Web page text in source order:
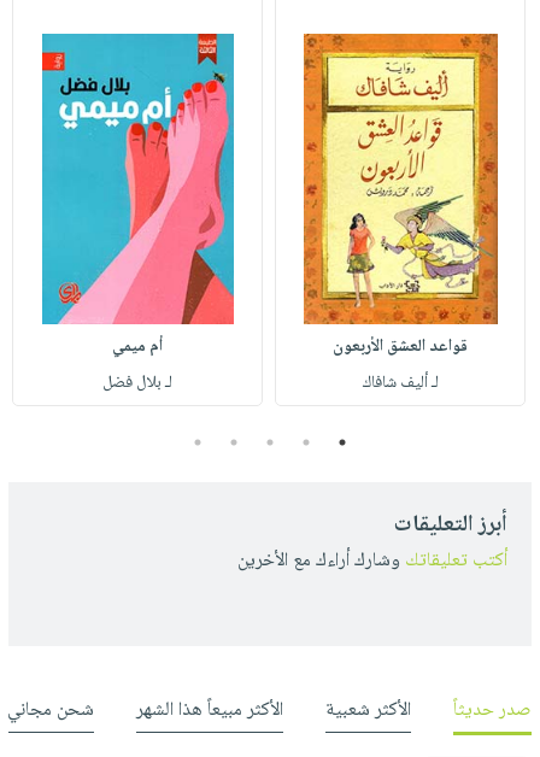
قواعد العشق الأربعون
لـ أليف شافاك
أم ميمي
لـ بلال فضل
1
2
3
4
5
أبرز التعليقات
أكتب تعليقاتك وشارك أراءك مع الأخرين
صدر حديثاً الأكثر شعبية الأكثر مبيعاً هذا الشهر شحن مجاني